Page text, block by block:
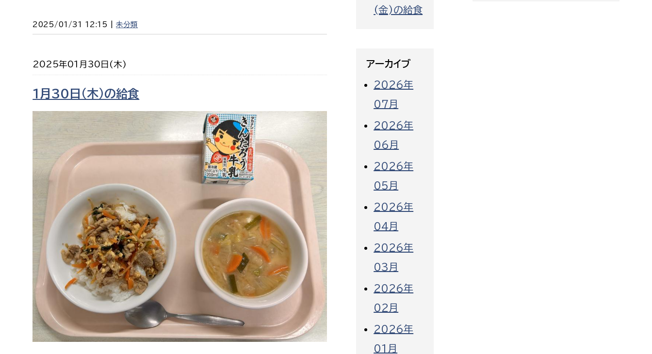
2025/01/31 12:15 |未分類
2025年01月30日(木)
1月30日（木）の給食
(金)の給食
アーカイブ
2026年
07月
2026年
06月
2026年
05月
2026年
04月
2026年
03月
2026年
02月
2026年
01月